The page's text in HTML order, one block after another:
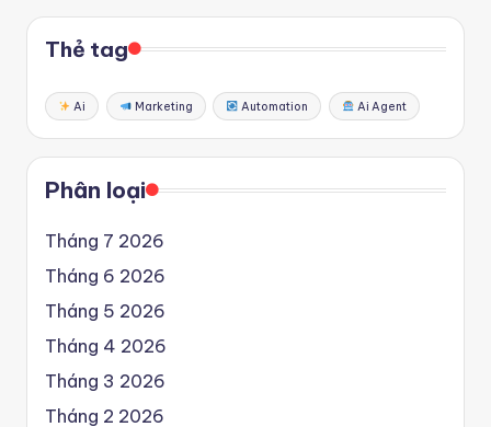
Thẻ tag
Ai Marketing Automation Ai Agent
Phân loại
Tháng 7 2026
Tháng 6 2026
Tháng 5 2026
Tháng 4 2026
Tháng 3 2026
Tháng 2 2026